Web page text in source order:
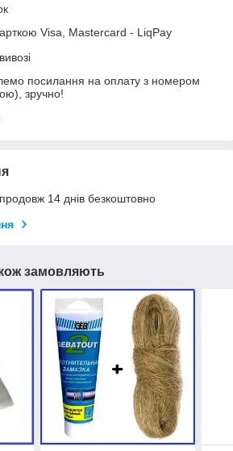
Visa, Mastercard - LiqPay
посилання на оплату з номером
зручно!
14 днів безкоштовно
замовляють